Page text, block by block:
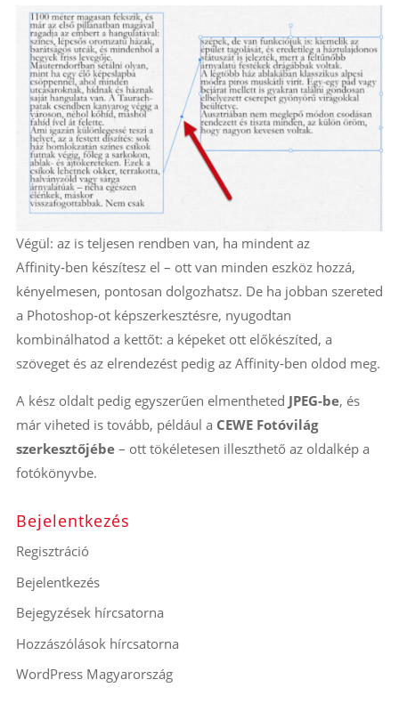
Végül: az is teljesen rendben van, ha mindent az
Affinity‑ben készítesz el – ott van minden eszköz hozzá,
kényelmesen, pontosan dolgozhatsz. De ha jobban szereted
a Photoshop‑ot képszerkesztésre, nyugodtan
kombinálhatod a kettőt: a képeket ott előkészíted, a
szöveget és az elrendezést pedig az Affinity‑ben oldod meg.
A kész oldalt pedig egyszerűen elmentheted JPEG-be, és
már viheted is tovább, például a CEWE Fotóvilág
szerkesztőjébe– ott tökéletesen illeszthető az oldalkép a
fotókönyvbe.
Bejelentkezés
Regisztráció
Bejelentkezés
Bejegyzések hírcsatorna
Hozzászólások hírcsatorna
WordPress Magyarország